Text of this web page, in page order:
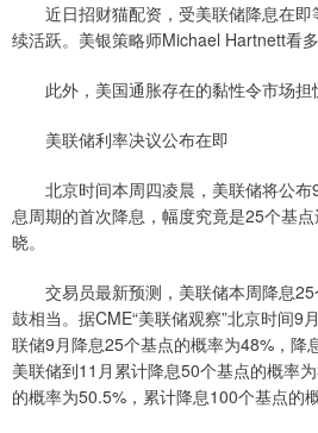
近日招财猫配资，受美联储降息在即
续活跃。美银策略师Michael Hartnett看
此外，美国通胀存在的黏性令市场担
美联储利率决议公布在即
北京时间本周四凌晨，美联储将公布
息周期的首次降息，幅度究竟是25个基
晓。
交易员最新预测，美联储本周降息25
鼓相当。据CME“美联储观察”北京时间9
联储9月降息25个基点的概率为48%，降
美联储到11月累计降息50个基点的概率
的概率为50.5%，累计降息100个基点的